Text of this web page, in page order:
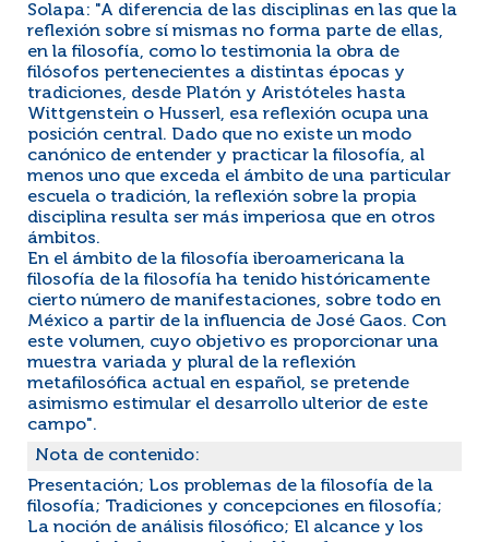
Solapa: "A diferencia de las disciplinas en las que la
reflexión sobre sí mismas no forma parte de ellas,
en la filosofía, como lo testimonia la obra de
filósofos pertenecientes a distintas épocas y
tradiciones, desde Platón y Aristóteles hasta
Wittgenstein o Husserl, esa reflexión ocupa una
posición central. Dado que no existe un modo
canónico de entender y practicar la filosofía, al
menos uno que exceda el ámbito de una particular
escuela o tradición, la reflexión sobre la propia
disciplina resulta ser más imperiosa que en otros
ámbitos.
En el ámbito de la filosofía iberoamericana la
filosofía de la filosofía ha tenido históricamente
cierto número de manifestaciones, sobre todo en
México a partir de la influencia de José Gaos. Con
este volumen, cuyo objetivo es proporcionar una
muestra variada y plural de la reflexión
metafilosófica actual en español, se pretende
asimismo estimular el desarrollo ulterior de este
campo".
Nota de contenido:
Presentación; Los problemas de la filosofía de la
filosofía; Tradiciones y concepciones en filosofía;
La noción de análisis filosófico; El alcance y los